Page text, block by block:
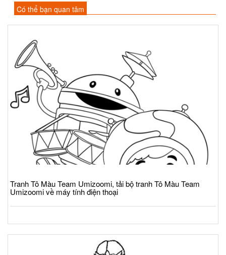
Có thể bạn quan tâm
Tranh Tô Màu Team Umizoomi, tải bộ tranh Tô Màu Team
Umizoomi về máy tính điện thoại